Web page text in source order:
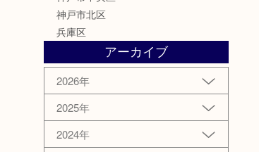
神戸市北区
兵庫区
アーカイブ
2026年
2025年
2024年